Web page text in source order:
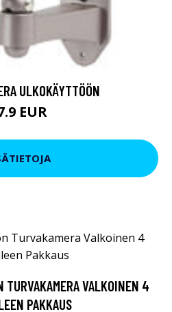
ULKOKÄYTTÖÖN
EUR
TURVAKAMERA VALKOINEN 4
PAKKAUS